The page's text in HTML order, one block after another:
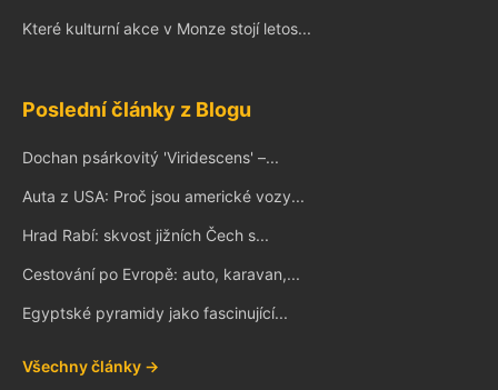
Které kulturní akce v Monze stojí letos...
Poslední články z Blogu
Dochan psárkovitý 'Viridescens' –...
Auta z USA: Proč jsou americké vozy...
Hrad Rabí: skvost jižních Čech s...
Cestování po Evropě: auto, karavan,...
Egyptské pyramidy jako fascinující...
Všechny články →